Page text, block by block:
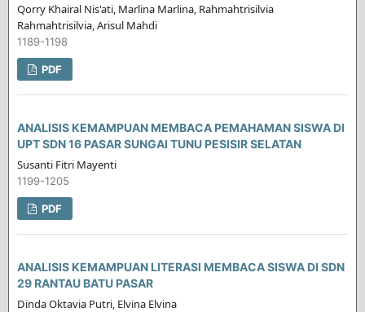
Qorry Khairal Nis'ati, Marlina Marlina, Rahmahtrisilvia
Rahmahtrisilvia, Arisul Mahdi
1189-1198
PDF
ANALISIS KEMAMPUAN MEMBACA PEMAHAMAN SISWA DI
UPT SDN 16 PASAR SUNGAI TUNU PESISIR SELATAN
Susanti Fitri Mayenti
1199-1205
PDF
ANALISIS KEMAMPUAN LITERASI MEMBACA SISWA DI SDN
29 RANTAU BATU PASAR
Dinda Oktavia Putri, Elvina Elvina